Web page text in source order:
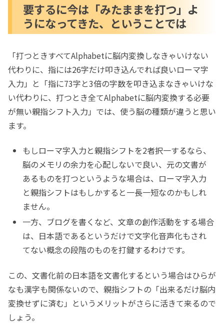
要するに今は「みたままを打つ」よ
うになってきた、ということでは
「打つときすべてAlphabetに脳内変換しなきゃいけない
代わりに、指には26字だけ叩き込んでれば良いローマ字
入力」と「指に73字と3倍の字数を叩き込まなきゃいけな
い代わりに、打つとき全てAlphabetに脳内変換する必要
が無い親指シフト入力」では、使う脳の種類が違うと思い
ます。
もしローマ字入力と親指シフトを2者択一するなら、
脳のメモリの余力を心配しないで良い、元の文書が
あるものを打つというような場合は、ローマ字入力
と親指シフトはもしかすると一長一短なのかもしれ
ません。
一方、ブログを書くなど、文章の創作活動をする場合
は、日本語であるというだけで文字化音声化もされ
てない概念の段階のものを打鍵するわけです。
この、文書化前の日本語を文書化するという場合はひらが
なも漢字も関係ないので、親指シフトの「出来るだけ脳内
変換せずに済む」というメリットがさらに活きて来るので
しょう。